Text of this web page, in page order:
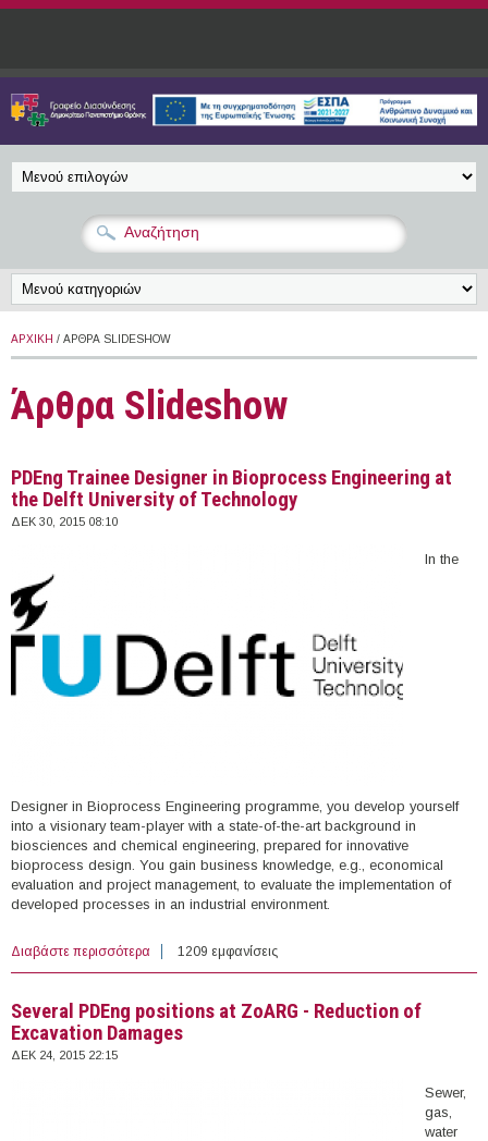
Παράκαμψη προς το κυρίως περιεχόμενο
ΑΡΧΙΚΉ / ΆΡΘΡΑ SLIDESHOW
Άρθρα Slideshow
PDEng Trainee Designer in Bioprocess Engineering at
the Delft University of Technology
ΔΕΚ 30, 2015 08:10
In the
Designer in Bioprocess Engineering programme, you develop yourself
into a visionary team-player with a state-of-the-art background in
biosciences and chemical engineering, prepared for innovative
bioprocess design. You gain business knowledge, e.g., economical
evaluation and project management, to evaluate the implementation of
developed processes in an industrial environment.
Διαβάστε περισσότερα για PDEng Trainee Designer in Bioprocess Engineering
at the Delft University of Technology
1209 εμφανίσεις
Several PDEng positions at ZoARG - Reduction of
Excavation Damages
ΔΕΚ 24, 2015 22:15
Sewer,
gas,
water